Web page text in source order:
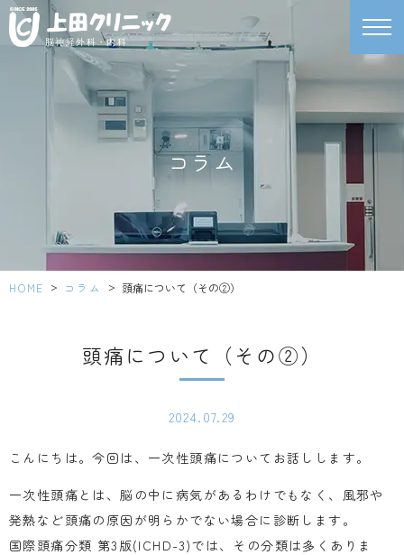
脳神経外科・内科
コラム
HOME > コラム > 頭痛について（その②）
頭痛について（その②）
2024.07.29
こんにちは。今回は、一次性頭痛についてお話しします。
一次性頭痛とは、脳の中に病気があるわけでもなく、風邪や
発熱など頭痛の原因が明らかでない場合に診断します。
国際頭痛分類 第3版(ICHD-3)では、その分類は多くありま